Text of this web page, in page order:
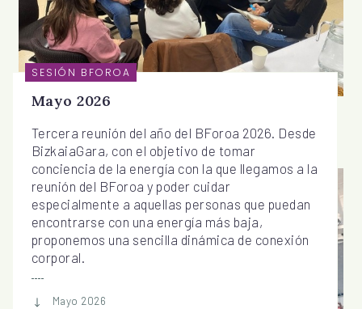
SESIÓN BFOROA
Mayo 2026
Tercera reunión del año del BForoa 2026. Desde
BizkaiaGara, con el objetivo de tomar
conciencia de la energía con la que llegamos a la
reunión del BForoa y poder cuidar
especialmente a aquellas personas que puedan
encontrarse con una energía más baja,
proponemos una sencilla dinámica de conexión
corporal.
Mayo 2026